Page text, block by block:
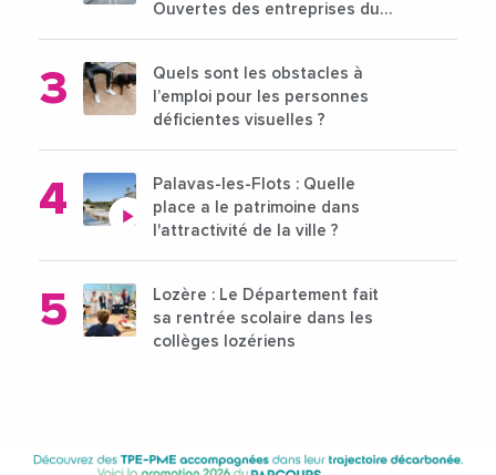
Ouvertes des entreprises du
Quels sont les obstacles à
l’emploi pour les personnes
déficientes visuelles ?
Palavas-les-Flots : Quelle
place a le patrimoine dans
l'attractivité de la ville ?
Lozère : Le Département fait
sa rentrée scolaire dans les
collèges lozériens